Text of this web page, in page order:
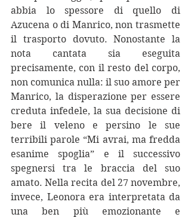
abbia lo spessore di quello di
Azucena o di Manrico, non trasmette
il trasporto dovuto. Nonostante la
nota cantata sia eseguita
precisamente, con il resto del corpo,
non comunica nulla: il suo amore per
Manrico, la disperazione per essere
creduta infedele, la sua decisione di
bere il veleno e persino le sue
terribili parole “Mi avrai, ma fredda
esanime spoglia” e il successivo
spegnersi tra le braccia del suo
amato. Nella recita del 27 novembre,
invece, Leonora era interpretata da
una ben più emozionante e